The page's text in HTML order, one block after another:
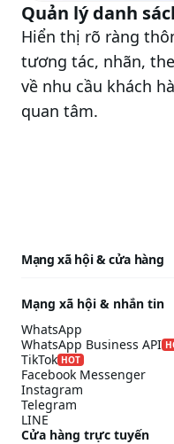
Quản lý danh
Hiển thị rõ ràng
tương tác, nhãn,
về nhu cầu khách
quan tâm.
Mạng xã hội & cửa hàng
Mạng xã hội & nhắn tin
WhatsApp
WhatsApp Business API
TikTok HOT
Facebook Messenger
Instagram
Telegram
LINE
Cửa hàng trực tuyến